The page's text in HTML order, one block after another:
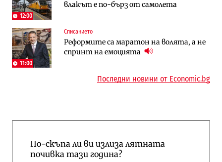
12:00
влакът е по-бърз от самолета
11:00
Списанието
Реформите са маратон на волята, а не
спринт на емоцията
няколко седмици, ако сушата продължи
Енергетика
Държавният ТЕЦ „Марица изток 2“
работи с 5 блока
в лева: Какво предстои?
Компании
„Ендуросат“ ще строи огромен
космически и отбранителен център в
Последни новини от Economic.bg
По-скъпа ли ви излиза лятната
почивка тази година?